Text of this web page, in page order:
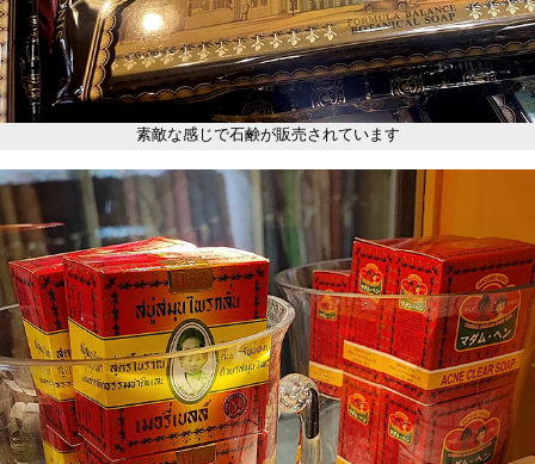
素敵な感じで石鹸が販売されています